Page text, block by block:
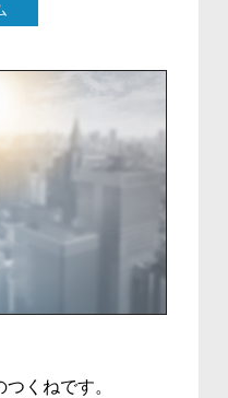
くねです。